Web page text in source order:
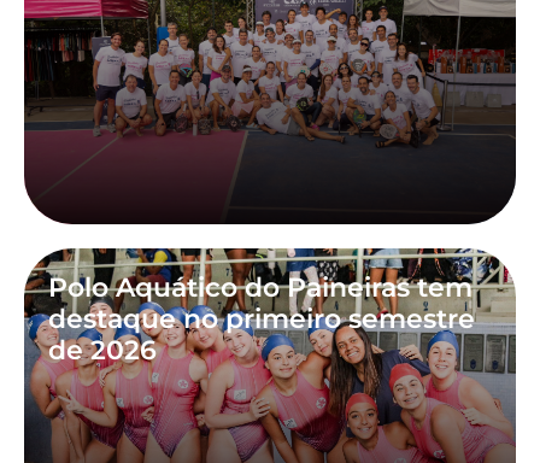
Polo Aquático do Paineiras tem
destaque no primeiro semestre
de 2026